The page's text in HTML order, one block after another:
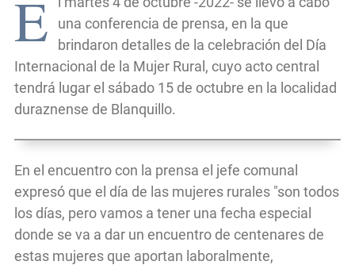
E
una conferencia de prensa, en la que
brindaron detalles de la celebración del Día
Internacional de la Mujer Rural, cuyo acto central
tendrá lugar el sábado 15 de octubre en la localidad
duraznense de Blanquillo.
En el encuentro con la prensa el jefe comunal
expresó que el día de las mujeres rurales "son todos
los días, pero vamos a tener una fecha especial
donde se va a dar un encuentro de centenares de
estas mujeres que aportan laboralmente,